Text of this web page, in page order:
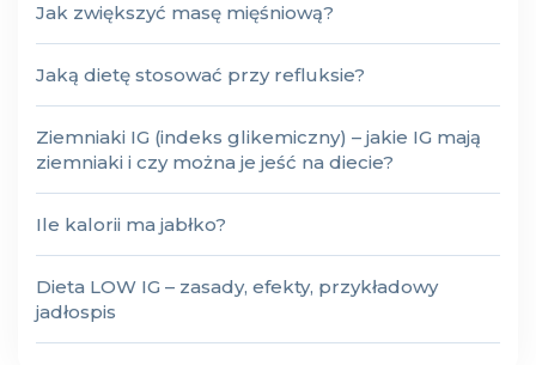
Jak zwiększyć masę mięśniową?
Jaką dietę stosować przy refluksie?
Ziemniaki IG (indeks glikemiczny) – jakie IG mają
ziemniaki i czy można je jeść na diecie?
Ile kalorii ma jabłko?
Dieta LOW IG – zasady, efekty, przykładowy
jadłospis